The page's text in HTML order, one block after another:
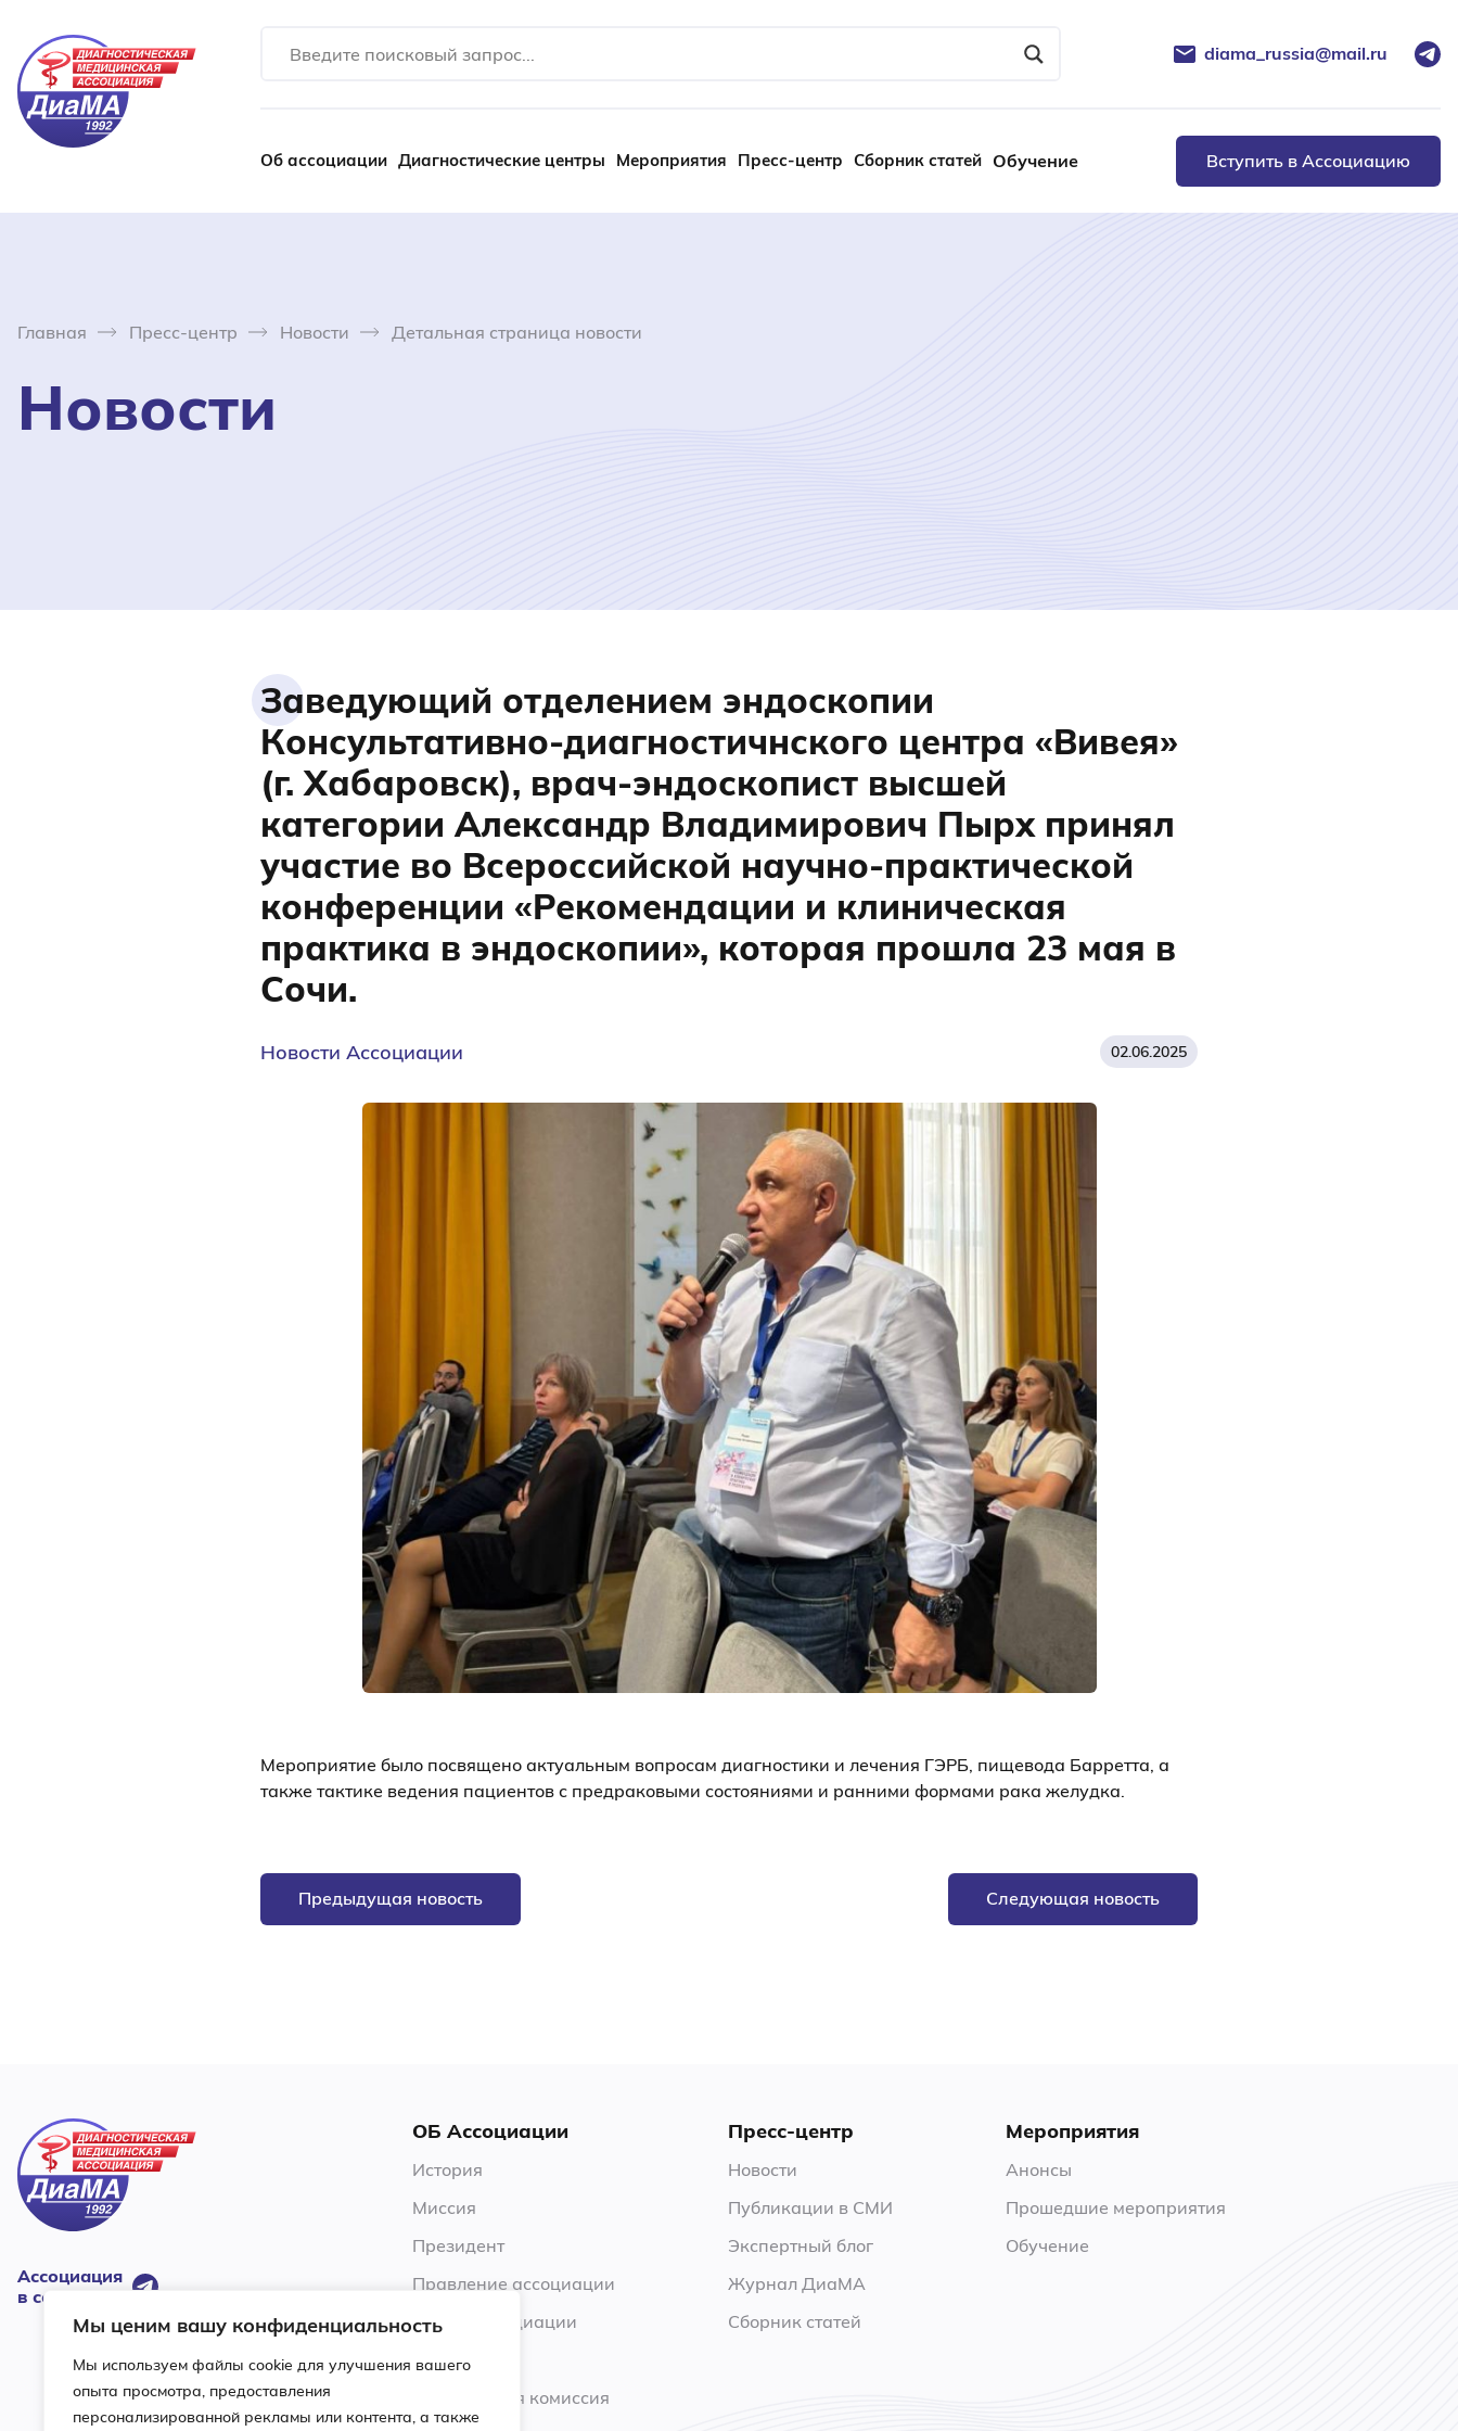
Мы ценим вашу конфиденциальность
Мы используем файлы cookie для улучшения вашего
опыта просмотра, предоставления
персонализированной рекламы или контента, а также
diama_russia@mail.ru
Об ассоциации Диагностические центры Мероприятия Пресс-центр Сборник статей Обучение Вступить в Ассоциацию
Главная Пресс-центр Новости Детальная страница новости
Новости
Заведующий отделением эндоскопии
Консультативно-диагностичнского центра «Вивея»
(г. Хабаровск), врач-эндоскопист высшей
категории Александр Владимирович Пырх принял
участие во Всероссийской научно-практической
конференции «Рекомендации и клиническая
практика в эндоскопии», которая прошла 23 мая в
Сочи.
Новости Ассоциации 02.06.2025
Мероприятие было посвящено актуальным вопросам диагностики и лечения ГЭРБ, пищевода Барретта, а
также тактике ведения пациентов с предраковыми состояниями и ранними формами рака желудка.
Предыдущая новость Следующая новость
Ассоциация
в соцсетях:
ОБ Ассоциации
История
Миссия
Президент
Правление ассоциации
Члены Ассоциации
Устав
Ревизионная комиссия
Пресс-центр
Новости
Публикации в СМИ
Экспертный блог
Журнал ДиаМА
Сборник статей
Мероприятия
Анонсы
Прошедшие мероприятия
Обучение